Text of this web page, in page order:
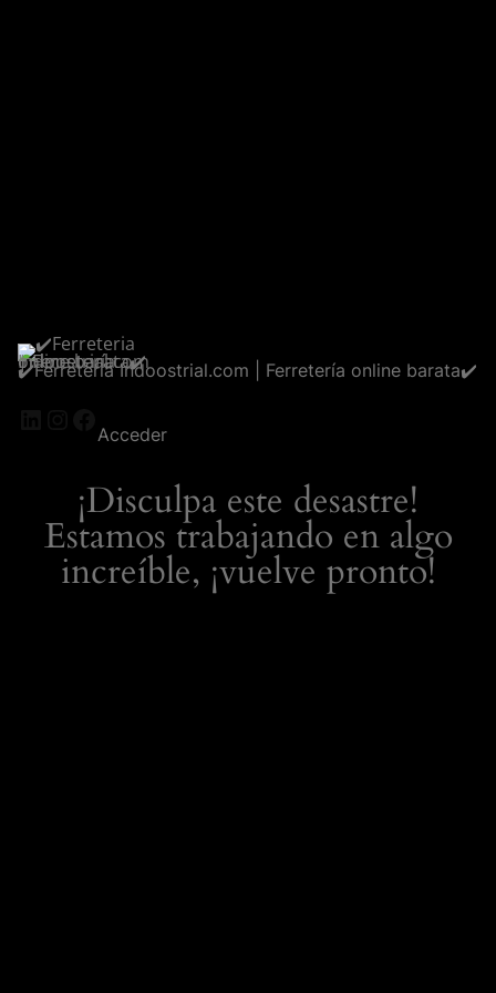
✔️Ferreteria Indoostrial.com | Ferretería online barata✔️
LinkedIn
Instagram
Facebook
Acceder
¡Disculpa este desastre!
Estamos trabajando en algo
increíble, ¡vuelve pronto!